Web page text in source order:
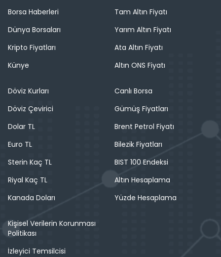
Borsa Haberleri
Dünya Borsaları
Kripto Fiyatları
Künye
Tam Altın Fiyatı
Yarım Altın Fiyatı
Ata Altın Fiyatı
Altın ONS Fiyatı
Döviz Kurları
Döviz Çevirici
Dolar TL
Euro TL
Sterin Kaç TL
Riyal Kaç TL
Kanada Doları
Canlı Borsa
Gümüş Fiyatları
Brent Petrol Fiyatı
Bilezik Fiyatları
BIST 100 Endeksi
Altın Hesaplama
Yüzde Hesaplama
Kişisel Verilerin Korunması
Politikası
İzleyici Temsilcisi